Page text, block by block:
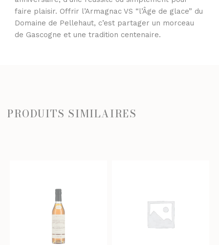
faire plaisir. Offrir l’Armagnac VS “l’Âge de glace” du
Domaine de Pellehaut, c’est partager un morceau
de Gascogne et une tradition centenaire.
PRODUITS SIMILAIRES